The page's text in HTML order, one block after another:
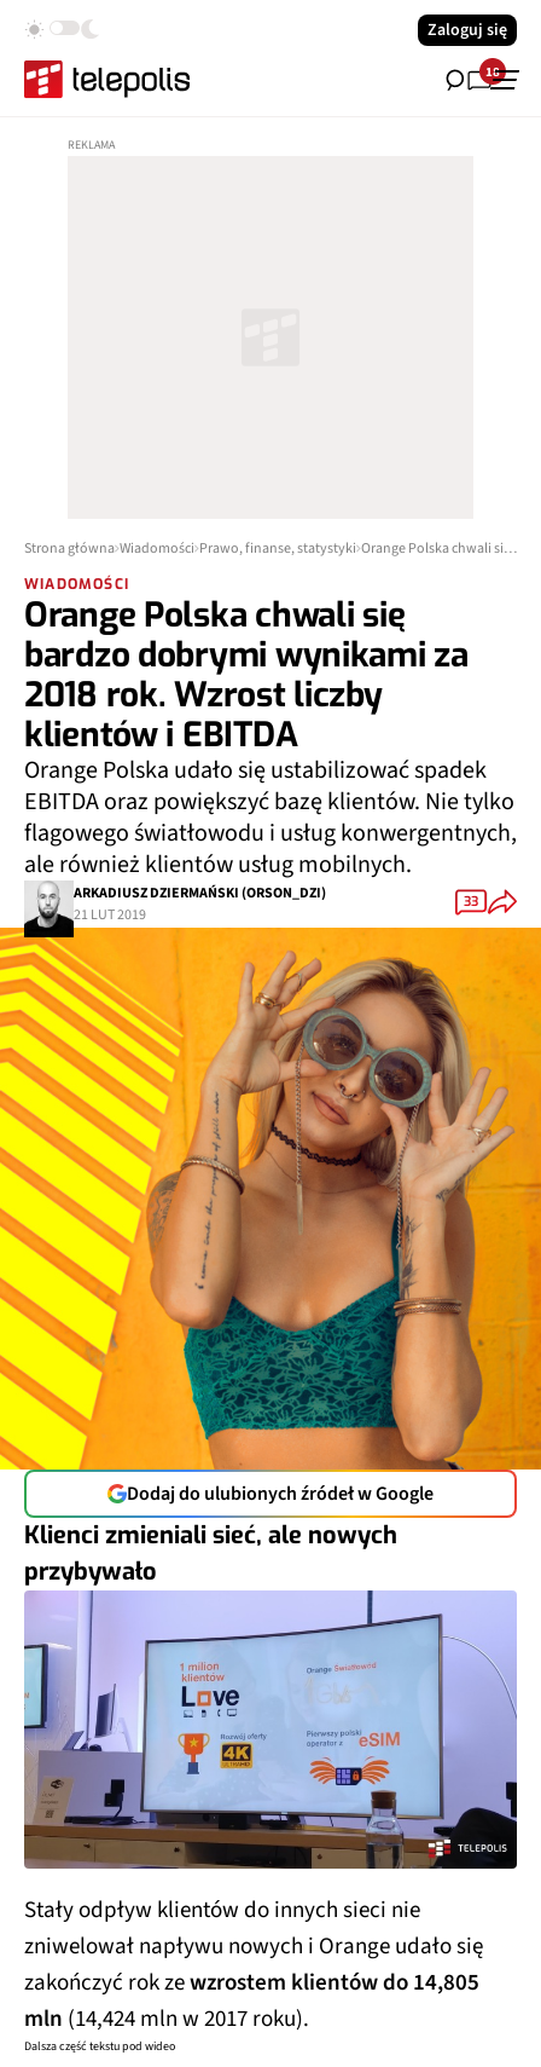
Zaloguj się
18
Strona główna Wiadomości Prawo, finanse, statystyki Orange Polska chwali się bardzo dobrymi wynikami za 2018 rok. Wzrost liczby klientów i EBITDA
WIADOMOŚCI
Orange Polska chwali się
bardzo dobrymi wynikami za
2018 rok. Wzrost liczby
klientów i EBITDA
Orange Polska udało się ustabilizować spadek
EBITDA oraz powiększyć bazę klientów. Nie tylko
flagowego światłowodu i usług konwergentnych,
ale również klientów usług mobilnych.
ARKADIUSZ DZIERMAŃSKI (ORSON_DZI)
21 LUT 2019
33
Dodaj do ulubionych źródeł w Google
Klienci zmieniali sieć, ale nowych
przybywało
Stały odpływ klientów do innych sieci nie
zniwelował napływu nowych i Orange udało się
zakończyć rok zewzrostem klientów do 14,805
mln (14,424 mln w 2017 roku).
Dalsza część tekstu pod wideo